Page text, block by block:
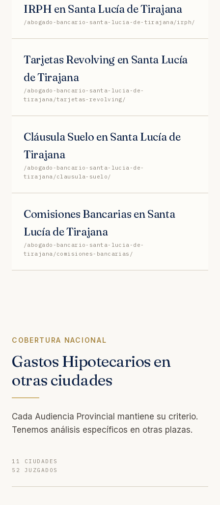
IRPH en Santa Lucía de Tirajana
/abogado-bancario-santa-lucia-de-tirajana/irph/
Tarjetas Revolving en Santa Lucía
de Tirajana
/abogado-bancario-santa-lucia-de-
tirajana/tarjetas-revolving/
Cláusula Suelo en Santa Lucía de
Tirajana
/abogado-bancario-santa-lucia-de-
tirajana/clausula-suelo/
Comisiones Bancarias en Santa
Lucía de Tirajana
/abogado-bancario-santa-lucia-de-
tirajana/comisiones-bancarias/
COBERTURA NACIONAL
Gastos Hipotecarios en
otras ciudades
Cada Audiencia Provincial mantiene su criterio.
Tenemos análisis específicos en otras plazas.
11 CIUDADES
52 JUZGADOS